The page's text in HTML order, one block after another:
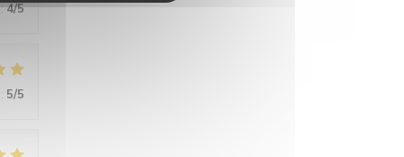
4/5
: 5/5